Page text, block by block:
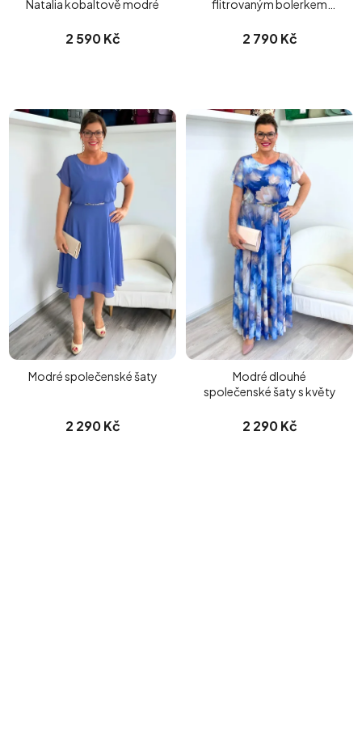
Natalia kobaltově modré
2 590 Kč
flitrovaným bolerkem
2 790 Kč
Modré společenské šaty
2 290 Kč
Modré dlouhé
společenské šaty s květy
2 290 Kč